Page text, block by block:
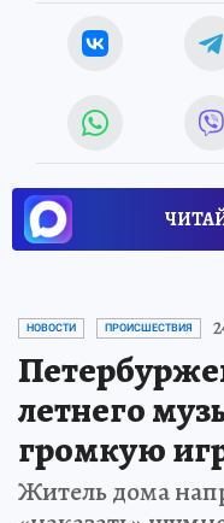
НОВОСТИ ПРОИСШЕСТВИЯ
летнего
громкую
Житель дома